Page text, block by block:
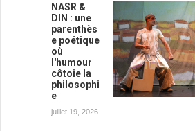
NASR &
DIN : une
parenthès
e poétique
où
l'humour
côtoie la
philosophi
e
juillet 19, 2026